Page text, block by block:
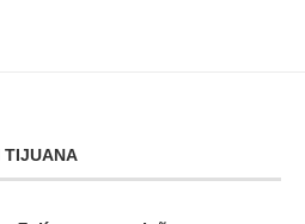
TIJUANA